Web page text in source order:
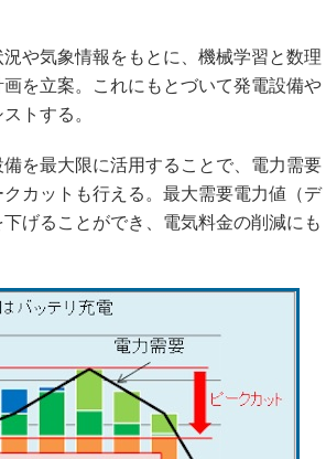
や気象情報をもとに、機械学習と数理
を立案。これにもとづいて発電設備や
トする。
を最大限に活用することで、電力需要
カットも行える。最大需要電力値（デ
げることができ、電気料金の削減にも